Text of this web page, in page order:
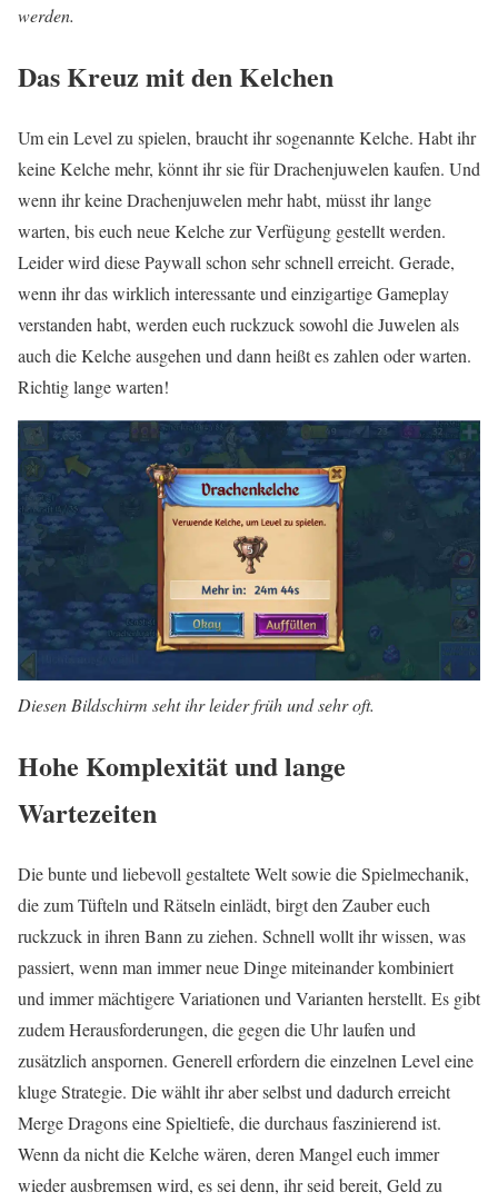
werden.
Das Kreuz mit den Kelchen
Um ein Level zu spielen, braucht ihr sogenannte Kelche. Habt ihr
keine Kelche mehr, könnt ihr sie für Drachenjuwelen kaufen. Und
wenn ihr keine Drachenjuwelen mehr habt, müsst ihr lange
warten, bis euch neue Kelche zur Verfügung gestellt werden.
Leider wird diese Paywall schon sehr schnell erreicht. Gerade,
wenn ihr das wirklich interessante und einzigartige Gameplay
verstanden habt, werden euch ruckzuck sowohl die Juwelen als
auch die Kelche ausgehen und dann heißt es zahlen oder warten.
Richtig lange warten!
Diesen Bildschirm seht ihr leider früh und sehr oft.
Hohe Komplexität und lange
Wartezeiten
Die bunte und liebevoll gestaltete Welt sowie die Spielmechanik,
die zum Tüfteln und Rätseln einlädt, birgt den Zauber euch
ruckzuck in ihren Bann zu ziehen. Schnell wollt ihr wissen, was
passiert, wenn man immer neue Dinge miteinander kombiniert
und immer mächtigere Variationen und Varianten herstellt. Es gibt
zudem Herausforderungen, die gegen die Uhr laufen und
zusätzlich anspornen. Generell erfordern die einzelnen Level eine
kluge Strategie. Die wählt ihr aber selbst und dadurch erreicht
Merge Dragons eine Spieltiefe, die durchaus faszinierend ist.
Wenn da nicht die Kelche wären, deren Mangel euch immer
wieder ausbremsen wird, es sei denn, ihr seid bereit, Geld zu